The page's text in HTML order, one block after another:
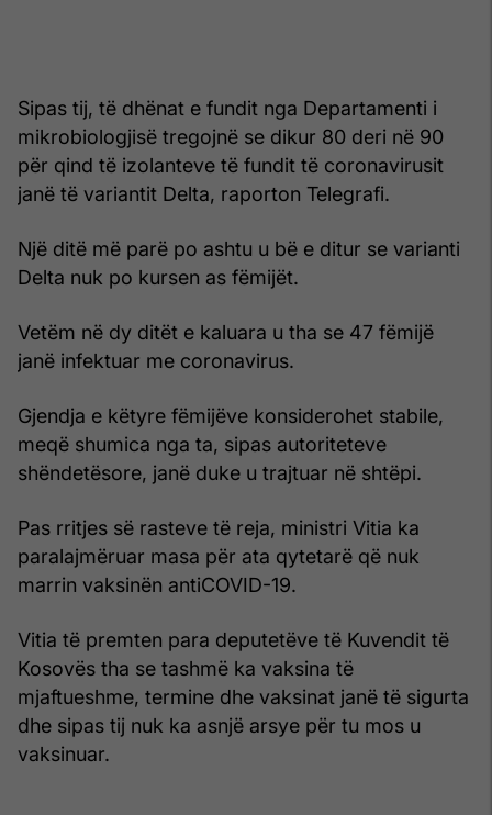
Sipas tij, të dhënat e fundit nga Departamenti i
mikrobiologjisë tregojnë se dikur 80 deri në 90
për qind të izolanteve të fundit të coronavirusit
janë të variantit Delta, raporton Telegrafi.
Një ditë më parë po ashtu u bë e ditur se varianti
Delta nuk po kursen as fëmijët.
Vetëm në dy ditët e kaluara u tha se 47 fëmijë
janë infektuar me coronavirus.
Gjendja e këtyre fëmijëve konsiderohet stabile,
meqë shumica nga ta, sipas autoriteteve
shëndetësore, janë duke u trajtuar në shtëpi.
Pas rritjes së rasteve të reja, ministri Vitia ka
paralajmëruar masa për ata qytetarë që nuk
marrin vaksinën antiCOVID-19.
Vitia të premten para deputetëve të Kuvendit të
Kosovës tha se tashmë ka vaksina të
mjaftueshme, termine dhe vaksinat janë të sigurta
dhe sipas tij nuk ka asnjë arsye për tu mos u
vaksinuar.